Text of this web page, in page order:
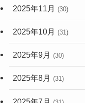
2025年11月 (30)
2025年10月 (31)
2025年9月 (30)
2025年8月 (31)